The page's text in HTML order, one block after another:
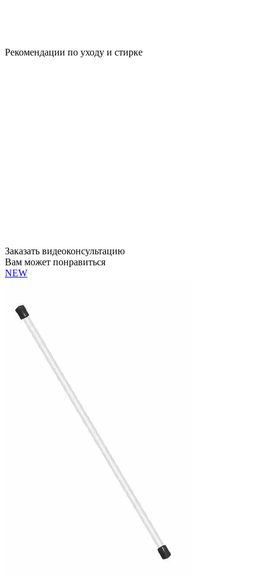
Рекомендации по уходу и стирке
Заказать видеоконсультацию
Вам может понравиться
NEW